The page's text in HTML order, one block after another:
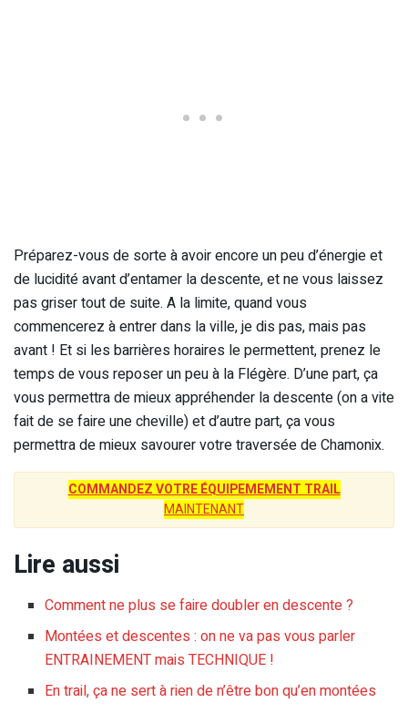
Préparez-vous de sorte à avoir encore un peu d’énergie et
de lucidité avant d’entamer la descente, et ne vous laissez
pas griser tout de suite. A la limite, quand vous
commencerez à entrer dans la ville, je dis pas, mais pas
avant ! Et si les barrières horaires le permettent, prenez le
temps de vous reposer un peu à la Flégère. D’une part, ça
vous permettra de mieux appréhender la descente (on a vite
fait de se faire une cheville) et d’autre part, ça vous
permettra de mieux savourer votre traversée de Chamonix.
COMMANDEZ VOTRE ÉQUIPEMEMENT TRAIL
MAINTENANT
Lire aussi
Comment ne plus se faire doubler en descente ?
Montées et descentes : on ne va pas vous parler
ENTRAINEMENT mais TECHNIQUE !
En trail, ça ne sert à rien de n’être bon qu’en montées